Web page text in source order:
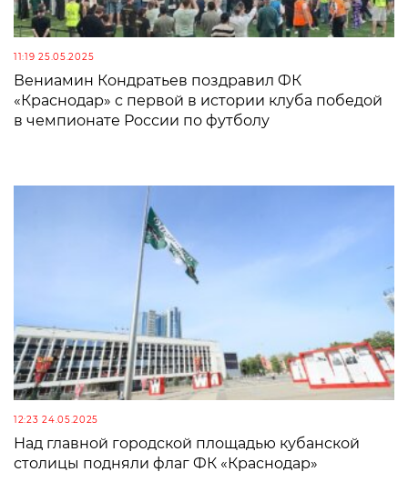
11:19 25.05.2025
Вениамин Кондратьев поздравил ФК
«Краснодар» с первой в истории клуба победой
в чемпионате России по футболу
12:23 24.05.2025
Над главной городской площадью кубанской
столицы подняли флаг ФК «Краснодар»